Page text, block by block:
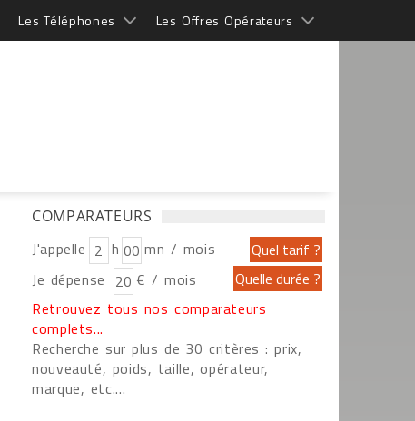
Les Téléphones Les Offres Opérateurs
COMPARATEURS
J'appelle h
mn / mois
Je dépense
€ / mois
Retrouvez tous nos comparateurs
complets...
Recherche sur plus de 30 critères : prix,
nouveauté, poids, taille, opérateur,
marque, etc....